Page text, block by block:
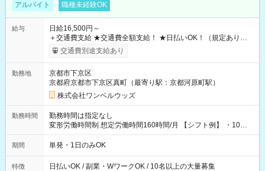
アルバイト 職種未経験OK
給与
日給16,500円～
＋交通費支給 ★交通費全額支給！ ★日払いOK！（規定あり） ┗
働いたその日に現金GET♪ お仕事後はコンビニATMから 日払
交通費別途支給あり
勤務地
京都市下京区
京都府京都市下京区真町（最寄り駅：京都河原町駅）
株式会社ワンベルウッズ
勤務時間
勤務時間は指定なし
変形労働時間制 想定労働時間160時間/月 【シフト例】 ・10：
00～20：00
期間 単発・1日のみOK
特徴 日払いOK / 副業・WワークOK / 10名以上の大量募集